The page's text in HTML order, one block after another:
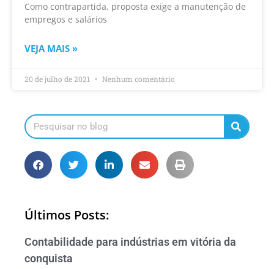
Como contrapartida, proposta exige a manutenção de
empregos e salários
VEJA MAIS »
20 de julho de 2021 Nenhum comentário
Últimos Posts:
Contabilidade para indústrias em vitória da
conquista